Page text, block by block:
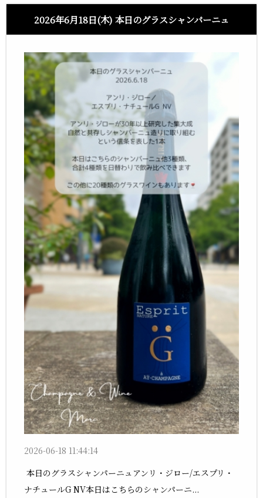
2026年6月18日(木) 本日のグラスシャンパーニュ
2026-06-18 11:44:14
本日のグラスシャンパーニュアンリ・ジロー/エスプリ・
ナチュールG NV本日はこちらのシャンパーニ...